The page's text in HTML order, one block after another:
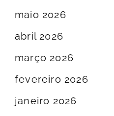
maio 2026
abril 2026
março 2026
fevereiro 2026
janeiro 2026